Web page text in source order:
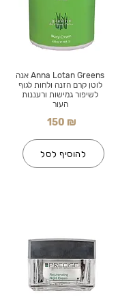
Anna Lotan Greens אנה
לוטן קרם הזנה ולחות לגוף
לשיפור גמישות ורעננות
העור
150 ₪
להוסיף לסל